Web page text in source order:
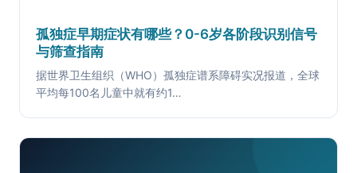
孤独症早期症状有哪些？0-6岁各阶段识别信号
与筛查指南
据世界卫生组织（WHO）孤独症谱系障碍实况报道，全球
平均每100名儿童中就有约1…